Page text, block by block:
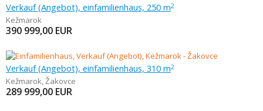
Verkauf (Angebot), einfamilienhaus, 250 m2
Kežmarok
390 999,00 EUR
Verkauf (Angebot), einfamilienhaus, 310 m2
Kežmarok,Žakovce
289 999,00 EUR